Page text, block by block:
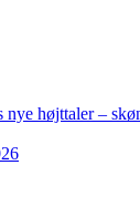
nye højttaler –